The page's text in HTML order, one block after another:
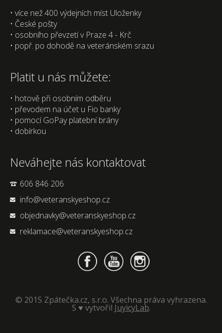
• více než 400 výdejních míst Uloženky
• České pošty
• osobního převzetí v Praze 4 - Krč
• popř. po dohodě na veteránském srazu
Platit u nás můžete:
• hotově při osobním odběru
• převodem na účet u Fio banky
• pomocí GoPay platební brány
• dobírkou
Neváhejte nás kontaktovat
606 846 206
info@veteranskyeshop.cz
objednavky@veteranskyeshop.cz
reklamace@veteranskyeshop.cz
© 2015 Zpátečka.cz, s.r.o. Všechna práva vyhrazena.
S ♥ vytvořil JuyicyLab.